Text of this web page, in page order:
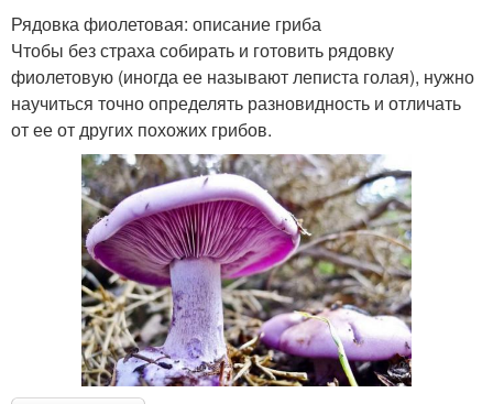
Рядовка фиолетовая: описание гриба
Чтобы без страха собирать и готовить рядовку
фиолетовую (иногда ее называют леписта голая), нужно
научиться точно определять разновидность и отличать
от ее от других похожих грибов.